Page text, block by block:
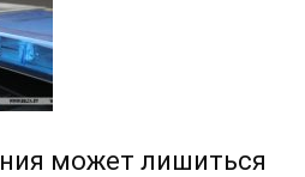
может лишиться